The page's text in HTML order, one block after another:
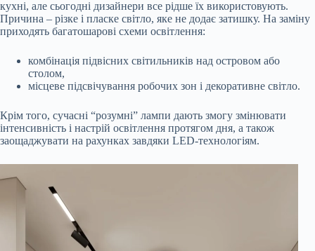
кухні, але сьогодні дизайнери все рідше їх використовують.
Причина – різке і пласке світло, яке не додає затишку. На заміну
приходять багатошарові схеми освітлення:
комбінація підвісних світильників над островом або
столом,
місцеве підсвічування робочих зон і декоративне світло.
Крім того, сучасні “розумні” лампи дають змогу змінювати
інтенсивність і настрій освітлення протягом дня, а також
заощаджувати на рахунках завдяки LED-технологіям.